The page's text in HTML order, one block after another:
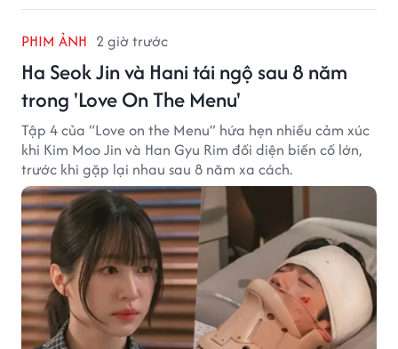
PHIM ẢNH 2 giờ trước
Ha Seok Jin và Hani tái ngộ sau 8 năm
trong 'Love On The Menu'
Tập 4 của “Love on the Menu” hứa hẹn nhiều cảm xúc
khi Kim Moo Jin và Han Gyu Rim đối diện biến cố lớn,
trước khi gặp lại nhau sau 8 năm xa cách.